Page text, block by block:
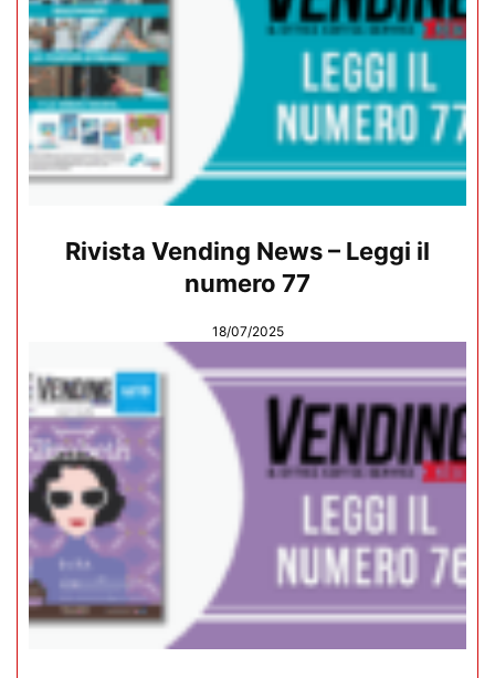
Rivista Vending News – Leggi il
numero 77
18/07/2025